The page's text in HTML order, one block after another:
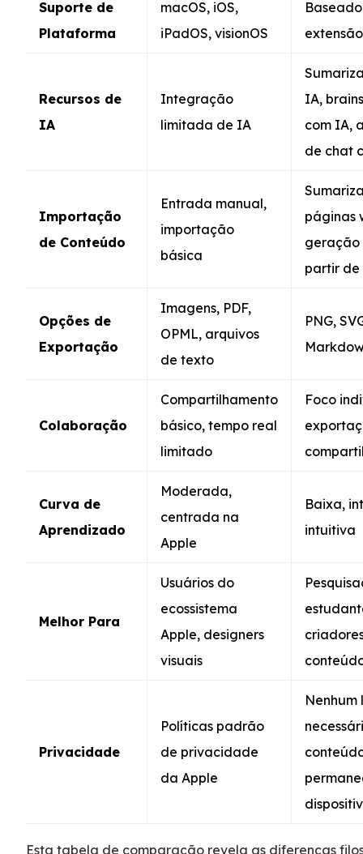
Suporte de
Plataforma
macOS, iOS,
iPadOS, visionOS
Recursos de
IA
Integração
limitada de IA
IA,
com IA,
de chat
Importação
de Conteúdo
Entrada manual,
importação
básica
páginas
geração
partir
Opções de
Exportação
Imagens, PDF,
OPML, arquivos
de texto
PNG,
Colaboração
Compartilhamento
básico, tempo real
limitado
Foco
Curva de
Aprendizado
Moderada,
centrada na
Apple
Baixa,
intuitiva
Melhor Para
Usuários do
ecossistema
Apple, designers
visuais
Privacidade
Políticas padrão
de privacidade
da Apple
Nenhum
Esta tabela de comparação revela as diferenças